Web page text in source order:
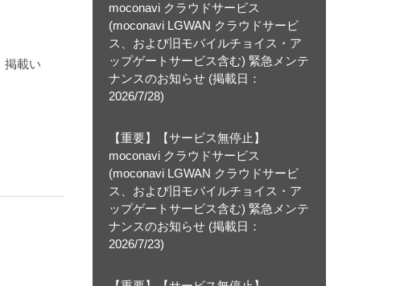
moconavi クラウドサービス
(moconavi LGWAN クラウドサービ
ス、および旧モバイルチョイス・ア
ップゲートサービス含む) 緊急メンテ
ナンスのお知らせ (掲載日：
2026/7/28)
【重要】【サービス無停止】
moconavi クラウドサービス
(moconavi LGWAN クラウドサービ
ス、および旧モバイルチョイス・ア
ップゲートサービス含む) 緊急メンテ
ナンスのお知らせ (掲載日：
2026/7/23)
掲載い